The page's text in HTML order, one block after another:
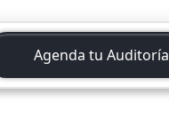
Agenda tu Auditoría